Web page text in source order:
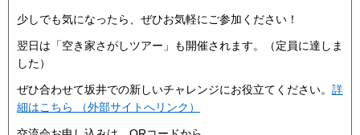
少しでも気になったら、ぜひお気軽にご参加ください！
翌日は「空き家さがしツアー」も開催されます。（定員に達しま
した）
ぜひ合わせて坂井での新しいチャレンジにお役立てください。 詳
細はこちら （外部サイトへリンク）